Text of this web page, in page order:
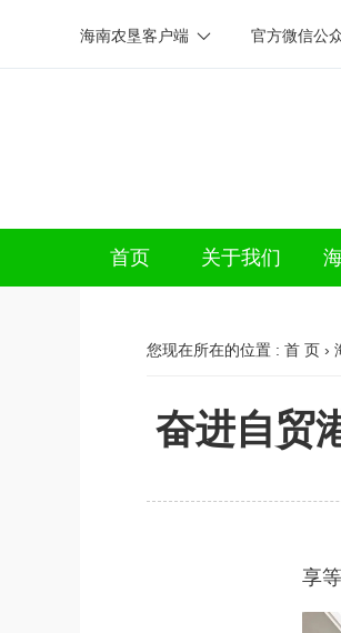
海南农垦客户端 官方微信公
首页 关于我们
您现在所在的位置 : 首 页 ›
奋进自贸
5
享